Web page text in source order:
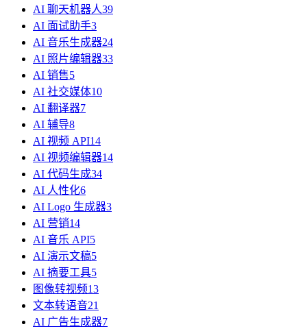
AI 聊天机器人39
AI 面试助手3
AI 音乐生成器24
AI 照片编辑器33
AI 销售5
AI 社交媒体10
AI 翻译器7
AI 辅导8
AI 视频 API14
AI 视频编辑器14
AI 代码生成34
AI 人性化6
AI Logo 生成器3
AI 营销14
AI 音乐 API5
AI 演示文稿5
AI 摘要工具5
图像转视频13
文本转语音21
AI 广告生成器7